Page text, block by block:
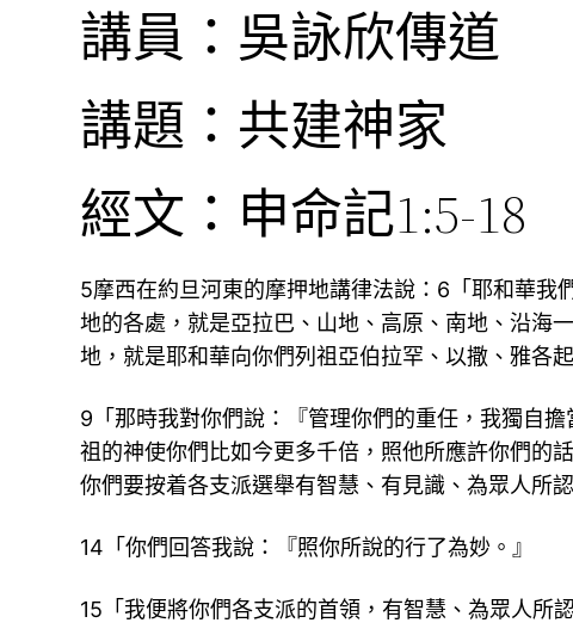
講員：吳詠欣傳道
講題：共建神家
經文：申命記1:5-18
5摩西在約旦河東的摩押地講律法說：6「耶和華我
地的各處，就是亞拉巴、山地、高原、南地、沿海
地，就是耶和華向你們列祖亞伯拉罕、以撒、雅各
9「那時我對你們說：『管理你們的重任，我獨自
祖的神使你們比如今更多千倍，照他所應許你們的
你們要按着各支派選舉有智慧、有見識、為眾人所
14「你們回答我說：『照你所說的行了為妙。』
15「我便將你們各支派的首領，有智慧、為眾人所